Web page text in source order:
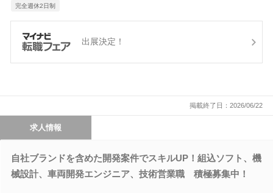
完全週休2日制
出展決定！
掲載終了日：2026/06/22
求人情報
自社ブランドを含めた開発案件でスキルUP！組込ソフト、機
械設計、車両開発エンジニア、技術営業職 積極募集中！